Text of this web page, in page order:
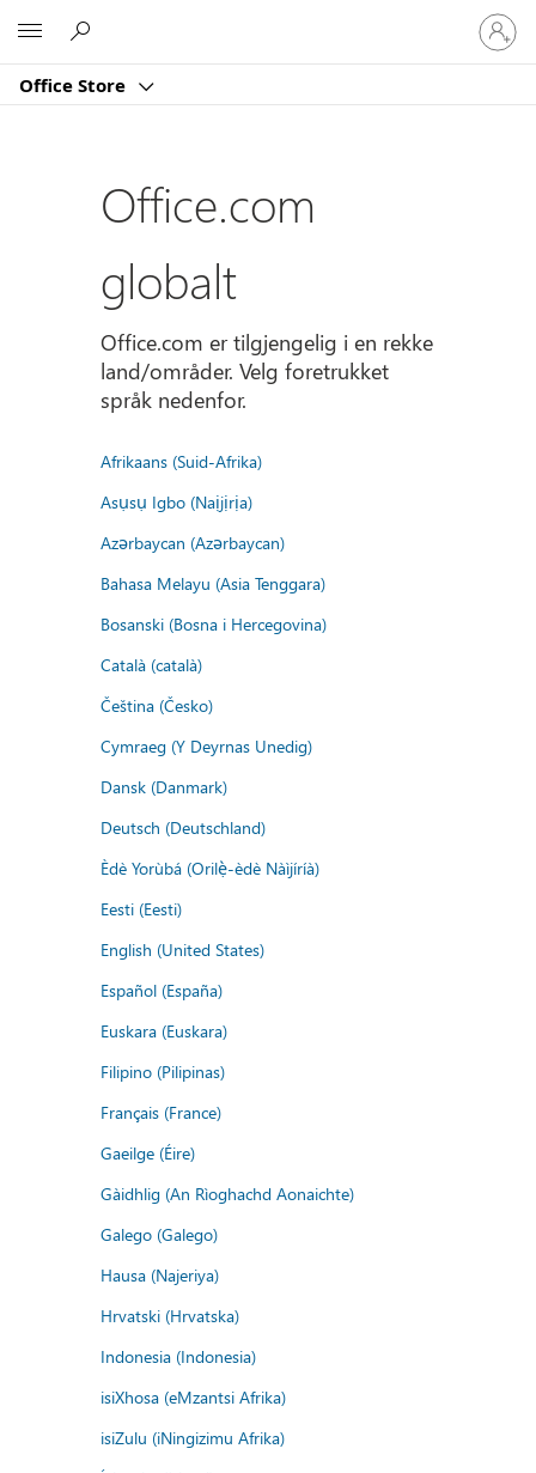
Office Store
Logg
på
kontoen
Office.com
globalt
Office.com er tilgjengelig i en rekke
land/områder. Velg foretrukket
språk nedenfor.
Afrikaans (Suid-Afrika)
Asụsụ Igbo (Naịjịrịa)
Azərbaycan (Azərbaycan)
Bahasa Melayu (Asia Tenggara)
Bosanski (Bosna i Hercegovina)
Català (català)
Čeština (Česko)
Cymraeg (Y Deyrnas Unedig)
Dansk (Danmark)
Deutsch (Deutschland)
Èdè Yorùbá (Orilẹ̀-èdè Nàìjíríà)
Eesti (Eesti)
English (United States)
Español (España)
Euskara (Euskara)
Filipino (Pilipinas)
Français (France)
Gaeilge (Éire)
Gàidhlig (An Rìoghachd Aonaichte)
Galego (Galego)
Hausa (Najeriya)
Hrvatski (Hrvatska)
Indonesia (Indonesia)
isiXhosa (eMzantsi Afrika)
isiZulu (iNingizimu Afrika)